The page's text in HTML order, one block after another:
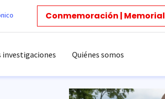
Conmemoración | Memorial
investigaciones Quiénes somos